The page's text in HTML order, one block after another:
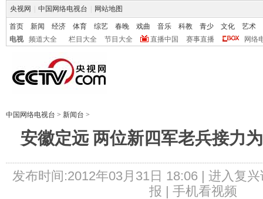
央视网 中国网络电视台 网站地图
首页 新闻 经济 体育 综艺 春晚 戏曲 音乐 科教 青少 文化
艺术
电视
频道大全 栏目大全 节目大全 直播中国 赛事直播 网络
中国网络电视台 > 新闻台 >
安徽定远 两位新四军老兵接力
发布时间:2012年03月31日 18:06 | 进入复兴
报 | 手机看视频